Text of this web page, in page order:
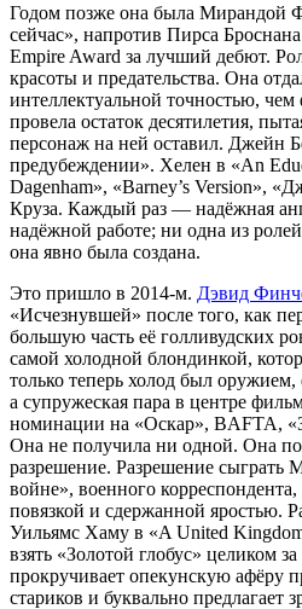
Годом позже она была Мирандой
сейчас», напротив Пирса
Empire Award за лучший дебют.
красоты и предательства. Она
интеллектуальной точностью,
провела остаток десятилетия,
персонаж на ней оставил. Джейн
предубеждении». Хелен в «An
Dagenham», «Barney’s Version»,
Круза. Каждый раз — надёжная
надёжной работе; ни одна из
она явно была создана.
Это пришло в 2014-м. Дэвид
«Исчезнувшей» после того, как
большую часть её голливудских
самой холодной блондинкой,
только теперь холод был
а супружеская пара в центре
номинации на «Оскар», BAFTA,
Она не получила ни одной. Она
разрешение. Разрешение сыграть
войне», военного
повязкой и сдержанной яростью.
Уильямс Хаму в «A United
взять «Золотой глобус» целиком
прокручивает опекунскую афёру
стариков и буквально предлагает